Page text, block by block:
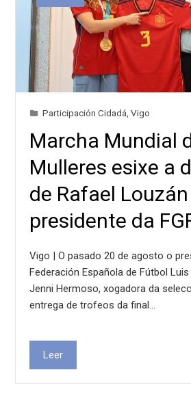
Participación Cidadá ,Vigo
Marcha Mundial
Mulleres esixe a
de Rafael
presidente da
Vigo | O pasado 20 de agosto o
Federación Española de Fútbol
Jenni Hermoso, xogadora da
entrega de trofeos da final…
Leer